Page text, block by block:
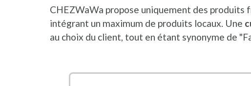
CHEZWaWa propose uniquement des produits
intégrant un maximum de produits locaux. Une
au choix du client, tout en étant synonyme de